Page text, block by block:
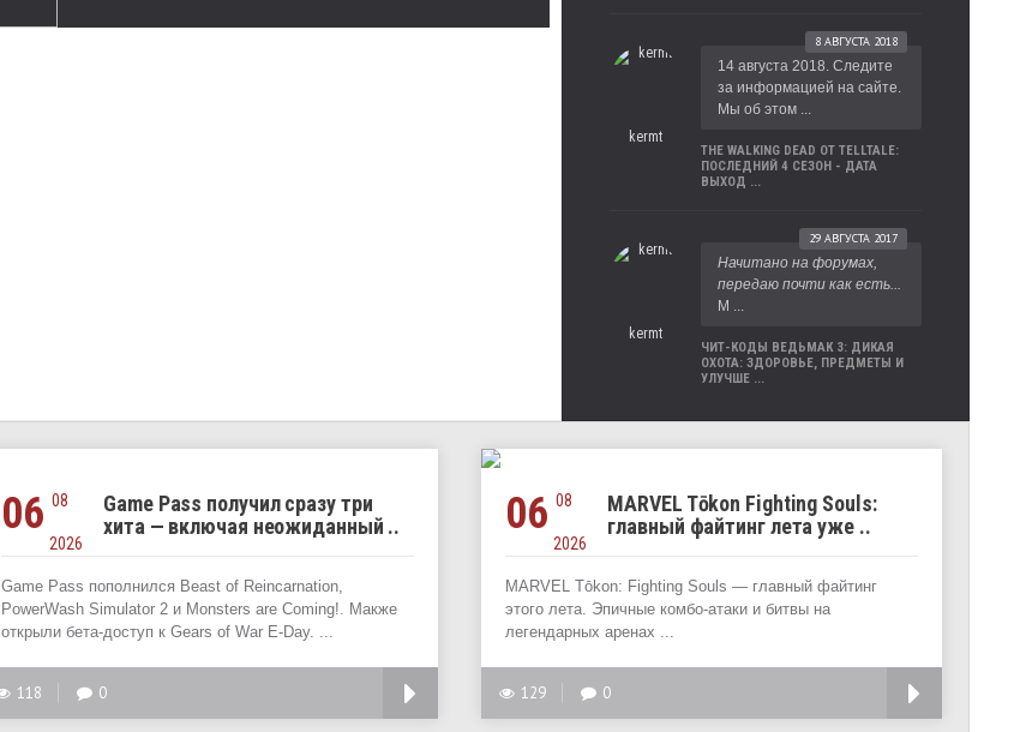
kermt
8 АВГУСТА 2018
14 августа 2018. Следите
за информацией на сайте.
Мы об этом ...
THE WALKING DEAD ОТ TELLTALE:
ПОСЛЕДНИЙ 4 СЕЗОН - ДАТА
ВЫХОД ...
kermt
29 АВГУСТА 2017
Начитано на форумах,
передаю почти как есть...
М ...
ЧИТ-КОДЫ ВЕДЬМАК 3: ДИКАЯ
ОХОТА: ЗДОРОВЬЕ, ПРЕДМЕТЫ И
УЛУЧШЕ ...
06 08
2026
Game Pass получил сразу три
хита — включая неожиданный ..
Game Pass пополнился Beast of Reincarnation,
PowerWash Simulator 2 и Monsters are Coming!. Макже
открыли бета-доступ к Gears of War E-Day. ...
118 0
06 08
2026
MARVEL Tōkon Fighting Souls:
главный файтинг лета уже ..
MARVEL Tōkon: Fighting Souls — главный файтинг
этого лета. Эпичные комбо-атаки и битвы на
легендарных аренах ...
129 0